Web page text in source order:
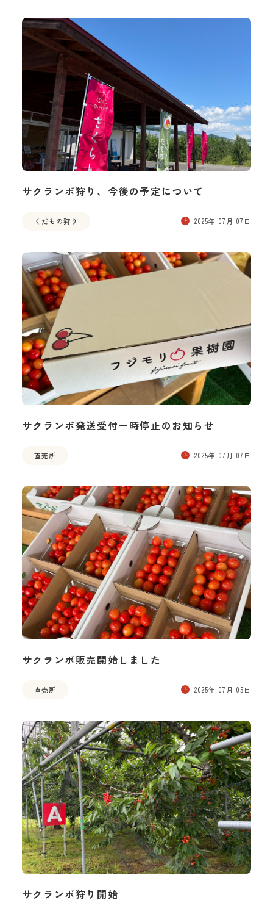
サクランボ狩り、今後の予定について
くだもの狩り 2025年 07月 07日
サクランボ発送受付一時停止のお知らせ
直売所 2025年 07月 07日
サクランボ販売開始しました
直売所 2025年 07月 05日
サクランボ狩り開始